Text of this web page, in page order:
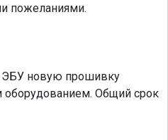
пожеланиями.
ЭБУ новую прошивку
Общий срок